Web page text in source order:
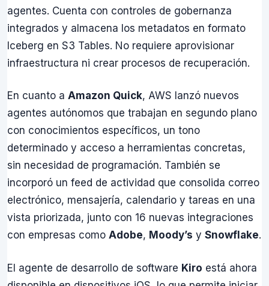
agentes. Cuenta con controles de gobernanza
integrados y almacena los metadatos en formato
Iceberg en S3 Tables. No requiere aprovisionar
infraestructura ni crear procesos de recuperación.
En cuanto a Amazon Quick, AWS lanzó nuevos
agentes autónomos que trabajan en segundo plano
con conocimientos específicos, un tono
determinado y acceso a herramientas concretas,
sin necesidad de programación. También se
incorporó un feed de actividad que consolida correo
electrónico, mensajería, calendario y tareas en una
vista priorizada, junto con 16 nuevas integraciones
con empresas como Adobe, Moody’s y Snowflake.
El agente de desarrollo de software Kiro está ahora